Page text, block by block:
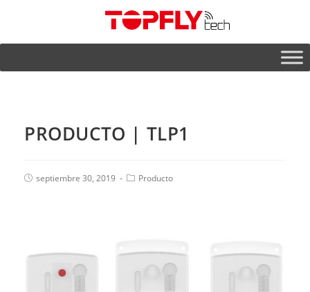
PRODUCTO | TLP1
septiembre 30, 2019 Producto